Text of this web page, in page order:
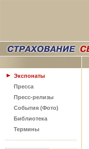
Экспонаты
Пресса
Пресс-релизы
События (Фото)
Библиотека
Термины